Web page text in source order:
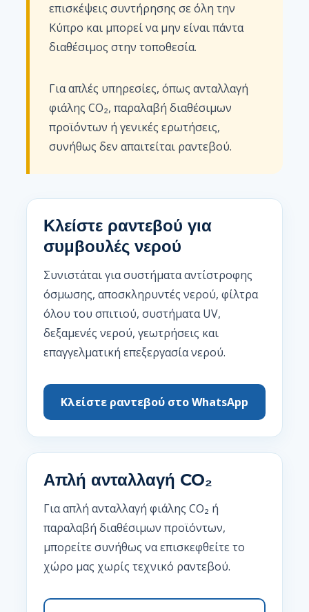
επισκέψεις συντήρησης σε όλη την
Κύπρο και μπορεί να μην είναι πάντα
διαθέσιμος στην τοποθεσία.
Για απλές υπηρεσίες, όπως ανταλλαγή
φιάλης CO₂, παραλαβή διαθέσιμων
προϊόντων ή γενικές ερωτήσεις,
συνήθως δεν απαιτείται ραντεβού.
Κλείστε ραντεβού για
συμβουλές νερού
Συνιστάται για συστήματα αντίστροφης
όσμωσης, αποσκληρυντές νερού, φίλτρα
όλου του σπιτιού, συστήματα UV,
δεξαμενές νερού, γεωτρήσεις και
επαγγελματική επεξεργασία νερού.
Κλείστε ραντεβού στο WhatsApp
Απλή ανταλλαγή CO₂
Για απλή ανταλλαγή φιάλης CO₂ ή
παραλαβή διαθέσιμων προϊόντων,
μπορείτε συνήθως να επισκεφθείτε το
χώρο μας χωρίς τεχνικό ραντεβού.